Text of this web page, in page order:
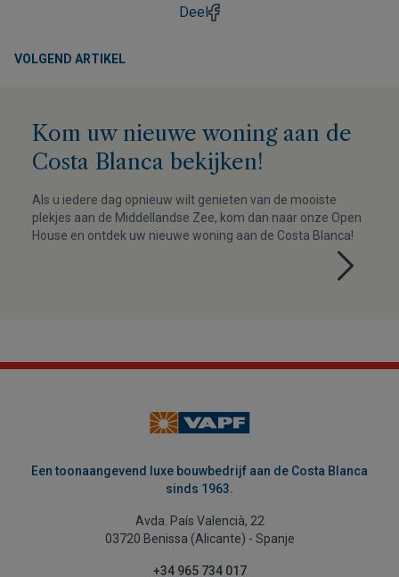
Deel
VOLGEND ARTIKEL
Kom uw nieuwe woning aan de
Costa Blanca bekijken!
Als u iedere dag opnieuw wilt genieten van de mooiste
plekjes aan de Middellandse Zee, kom dan naar onze Open
House en ontdek uw nieuwe woning aan de Costa Blanca!
Een toonaangevend luxe bouwbedrijf aan de Costa Blanca
sinds 1963.
Avda. País Valencià, 22
03720 Benissa (Alicante) - Spanje
+34 965 734 017